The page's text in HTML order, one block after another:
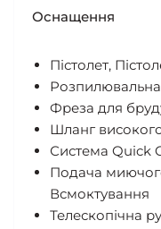
Оснащення
Пістолет,
Фреза для
Шланг
Система Quick
Подача
Всмоктування
Телескопічна